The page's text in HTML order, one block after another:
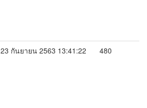
23 กันยายน 2563 13:41:22 480